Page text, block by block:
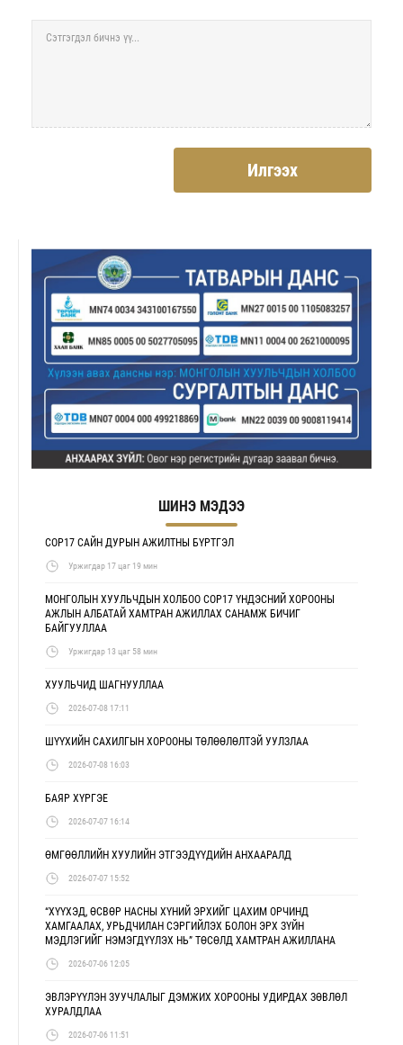
Илгээх
ШИНЭ МЭДЭЭ
COP17 САЙН ДУРЫН АЖИЛТНЫ БҮРТГЭЛ
Уржигдар 17 цаг 19 мин
МОНГОЛЫН ХУУЛЬЧДЫН ХОЛБОО COP17 ҮНДЭСНИЙ ХОРООНЫ
АЖЛЫН АЛБАТАЙ ХАМТРАН АЖИЛЛАХ САНАМЖ БИЧИГ
БАЙГУУЛЛАА
Уржигдар 13 цаг 58 мин
ХУУЛЬЧИД ШАГНУУЛЛАА
2026-07-08 17:11
ШҮҮХИЙН САХИЛГЫН ХОРООНЫ ТӨЛӨӨЛӨЛТЭЙ УУЛЗЛАА
2026-07-08 16:03
БАЯР ХҮРГЭЕ
2026-07-07 16:14
ӨМГӨӨЛЛИЙН ХУУЛИЙН ЭТГЭЭДҮҮДИЙН АНХААРАЛД
2026-07-07 15:52
“ХҮҮХЭД, ӨСВӨР НАСНЫ ХҮНИЙ ЭРХИЙГ ЦАХИМ ОРЧИНД
ХАМГААЛАХ, УРЬДЧИЛАН СЭРГИЙЛЭХ БОЛОН ЭРХ ЗҮЙН
МЭДЛЭГИЙГ НЭМЭГДҮҮЛЭХ НЬ” ТӨСӨЛД ХАМТРАН АЖИЛЛАНА
2026-07-06 12:05
ЭВЛЭРҮҮЛЭН ЗУУЧЛАЛЫГ ДЭМЖИХ ХОРООНЫ УДИРДАХ ЗӨВЛӨЛ
ХУРАЛДЛАА
2026-07-06 11:51